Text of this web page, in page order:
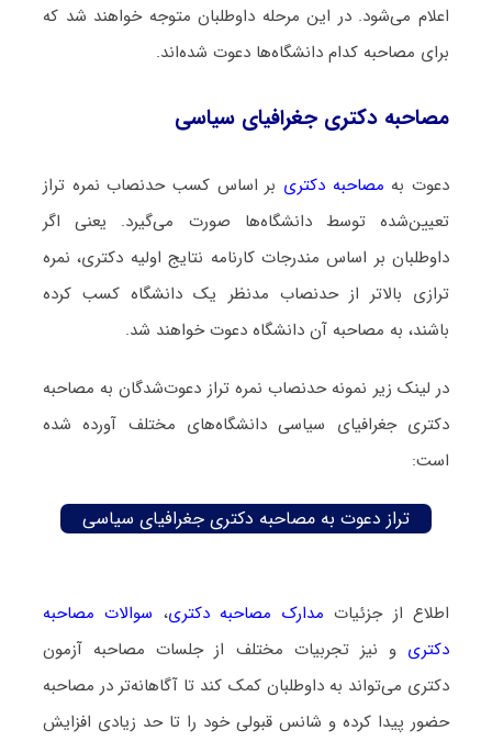
اعلام می‌شود. در این مرحله داوطلبان متوجه خواهند شد که
برای مصاحبه کدام دانشگاه‌ها دعوت شده‌اند.
مصاحبه دکتری جغرافیای سیاسی
دعوت به مصاحبه دکتری بر اساس کسب حدنصاب نمره تراز
تعیین‌شده توسط دانشگاه‌ها صورت می‌گیرد. یعنی اگر
داوطلبان بر اساس مندرجات کارنامه نتایج اولیه دکتری، نمره
ترازی بالاتر از حدنصاب مدنظر یک دانشگاه کسب کرده
باشند، به مصاحبه آن دانشگاه دعوت خواهند شد.
در لینک زیر نمونه حدنصاب نمره تراز دعوت‌شدگان به مصاحبه
دکتری جغرافیای سیاسی دانشگاه‌های مختلف آورده شده
است:
تراز دعوت به مصاحبه دکتری جغرافیای سیاسی
اطلاع از جزئیات مدارک مصاحبه دکتری، سوالات مصاحبه
دکتری و نیز تجربیات مختلف از جلسات مصاحبه آزمون
دکتری می‌تواند به داوطلبان کمک کند تا آگاهانه‌تر در مصاحبه
حضور پیدا کرده و شانس قبولی خود را تا حد زیادی افزایش